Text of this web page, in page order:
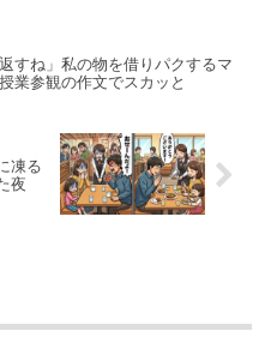
返すね」私の物を借りパクするマ
業参観の作文でスカッと
凍る
夜